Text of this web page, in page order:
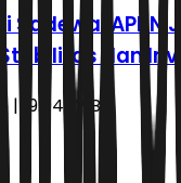
Sadewa: APBN
dan
| 19.04 WIB